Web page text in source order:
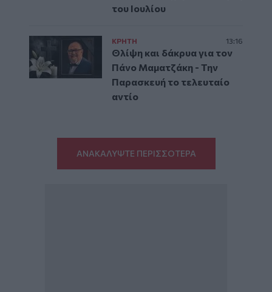
του Ιουλίου
ΚΡΗΤΗ 13:16
Θλίψη και δάκρυα για τον
Πάνο Μαματζάκη - Την
Παρασκευή το τελευταίο
αντίο
ΑΝΑΚΑΛΥΨΤΕ ΠΕΡΙΣΣΟΤΕΡΑ